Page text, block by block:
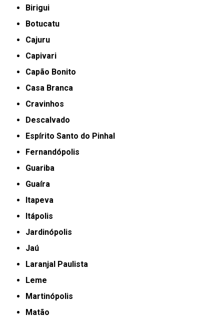
Birigui
Botucatu
Cajuru
Capivari
Capão Bonito
Casa Branca
Cravinhos
Descalvado
Espírito Santo do Pinhal
Fernandópolis
Guariba
Guaíra
Itapeva
Itápolis
Jardinópolis
Jaú
Laranjal Paulista
Leme
Martinópolis
Matão